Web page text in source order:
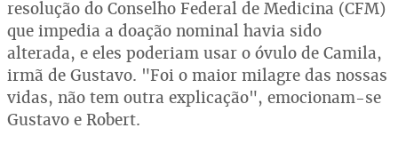
resolução do Conselho Federal de Medicina (CFM)
que impedia a doação nominal havia sido
alterada, e eles poderiam usar o óvulo de Camila,
irmã de Gustavo. "Foi o maior milagre das nossas
vidas, não tem outra explicação", emocionam-se
Gustavo e Robert.